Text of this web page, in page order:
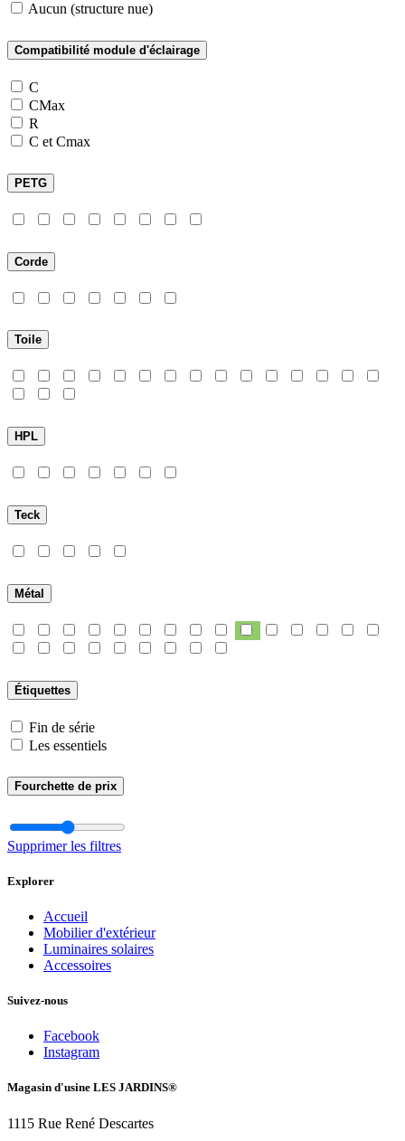
Aucun (structure nue)
Compatibilité module d'éclairage
C
CMax
R
C et Cmax
PETG
Corde
Toile
HPL
Teck
Métal
Étiquettes
Fin de série
Les essentiels
Fourchette de prix
Supprimer les filtres
Explorer
Accueil
Mobilier d'extérieur
Luminaires solaires
Accessoires
Suivez-nous
Facebook
Instagram
Magasin d'usine LES JARDINS®
1115 Rue René Descartes